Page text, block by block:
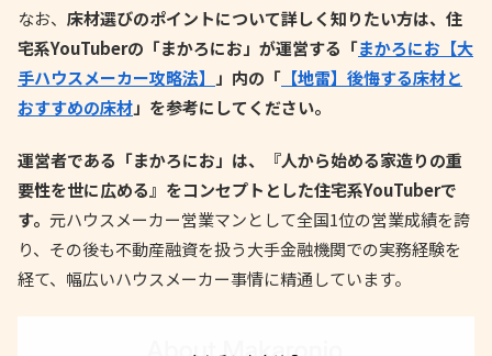
なお、 床材選びのポイントについて詳しく知りたい方は、住
宅系YouTuberの「まかろにお」が運営する「まかろにお【大
手ハウスメーカー攻略法】
」内の「 【地雷】後悔する床材と
おすすめの床材」を参考にしてください。
運営者である「まかろにお」は、『人から始める家造りの重
要性を世に広める』をコンセプトとした住宅系YouTuberで
す。 元ハウスメーカー営業マンとして全国1位の営業成績を誇
り、その後も不動産融資を扱う大手金融機関での実務経験を
経て、幅広いハウスメーカー事情に精通しています。